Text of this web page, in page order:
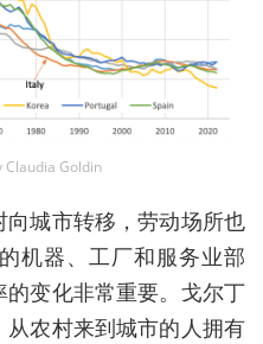
Claudia Goldin
城市转移，劳动场所也
机器、工厂和服务业部
变化非常重要。戈尔丁
农村来到城市的人拥有